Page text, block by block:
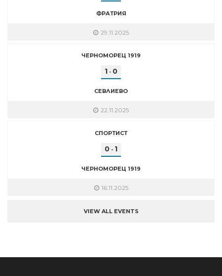
ФРАТРИЯ
29.11.2025
ЧЕРНОМОРЕЦ 1919
1 - 0
СЕВЛИЕВО
22.11.2025
СПОРТИСТ
0 - 1
ЧЕРНОМОРЕЦ 1919
16.11.2025
VIEW ALL EVENTS